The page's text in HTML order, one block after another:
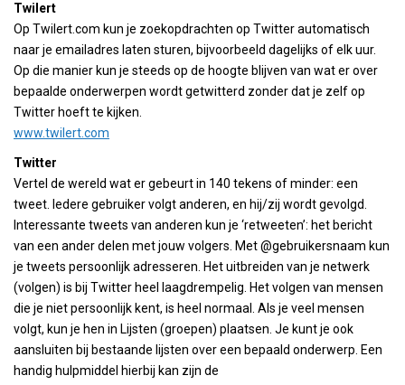
Twilert
Op Twilert.com kun je zoekopdrachten op Twitter automatisch
naar je emailadres laten sturen, bijvoorbeeld dagelijks of elk uur.
Op die manier kun je steeds op de hoogte blijven van wat er over
bepaalde onderwerpen wordt getwitterd zonder dat je zelf op
Twitter hoeft te kijken.
www.twilert.com
Twitter
Vertel de wereld wat er gebeurt in 140 tekens of minder: een
tweet. Iedere gebruiker volgt anderen, en hij/zij wordt gevolgd.
Interessante tweets van anderen kun je ‘retweeten’: het bericht
van een ander delen met jouw volgers. Met @gebruikersnaam kun
je tweets persoonlijk adresseren. Het uitbreiden van je netwerk
(volgen) is bij Twitter heel laagdrempelig. Het volgen van mensen
die je niet persoonlijk kent, is heel normaal. Als je veel mensen
volgt, kun je hen in Lijsten (groepen) plaatsen. Je kunt je ook
aansluiten bij bestaande lijsten over een bepaald onderwerp. Een
handig hulpmiddel hierbij kan zijn de